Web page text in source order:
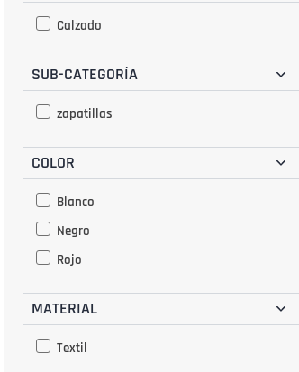
Calzado
SUB-CATEGORÍA
zapatillas
COLOR
Blanco
Negro
Rojo
MATERIAL
Textil